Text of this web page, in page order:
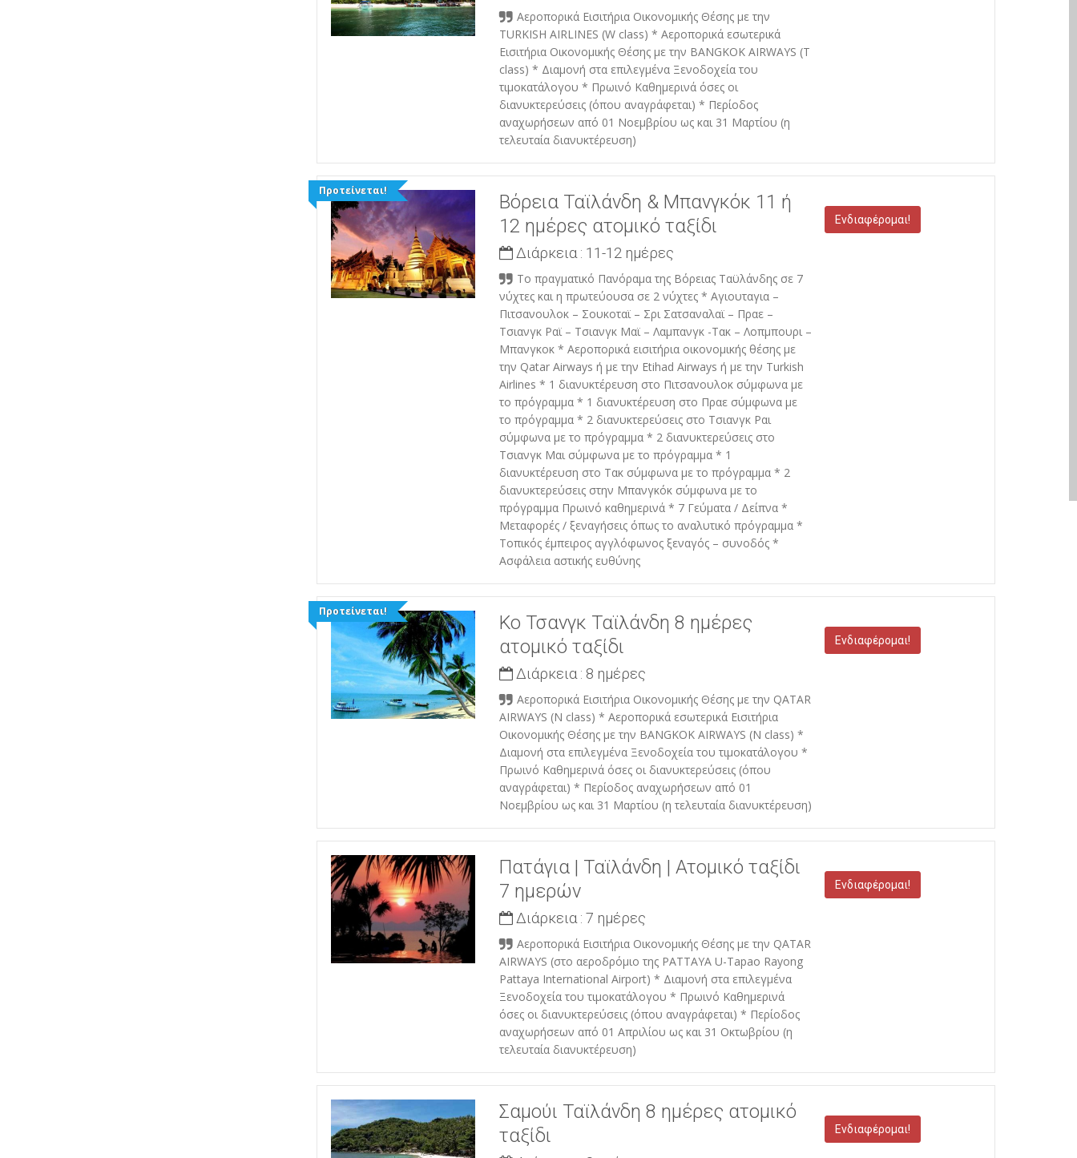
Αεροπορικά Εισιτήρια Οικονομικής Θέσης με την
TURKISH AIRLINES (W class) * Αεροπορικά εσωτερικά
Εισιτήρια Οικονομικής Θέσης με την BANGKOK AIRWAYS (T
class) * Διαμονή στα επιλεγμένα Ξενοδοχεία του
τιμοκατάλογου * Πρωινό Καθημερινά όσες οι
διανυκτερεύσεις (όπου αναγράφεται) * Περίοδος
αναχωρήσεων από 01 Νοεμβρίου ως και 31 Μαρτίου (η
τελευταία διανυκτέρευση)
Προτείνεται!
Βόρεια Ταϊλάνδη & Μπανγκόκ 11 ή
12 ημέρες ατομικό ταξίδι
Διάρκεια : 11-12 ημέρες
Το πραγματικό Πανόραμα της Βόρειας Ταϋλάνδης σε 7
νύχτες και η πρωτεύουσα σε 2 νύχτες * Αγιουταγια –
Πιτσανουλοκ – Σουκοταϊ – Σρι Σατσαναλαϊ – Πραε –
Τσιανγκ Ραϊ – Τσιανγκ Μαϊ – Λαμπανγκ -Τακ – Λοπμπουρι –
Μπανγκοκ * Αεροπορικά εισιτήρια οικονομικής θέσης με
την Qatar Airways ή με την Etihad Airways ή με την Turkish
Airlines * 1 διανυκτέρευση στο Πιτσανουλοκ σύμφωνα με
το πρόγραμμα * 1 διανυκτέρευση στο Πραε σύμφωνα με
το πρόγραμμα * 2 διανυκτερεύσεις στο Τσιανγκ Ραι
σύμφωνα με το πρόγραμμα * 2 διανυκτερεύσεις στο
Τσιανγκ Μαι σύμφωνα με το πρόγραμμα * 1
διανυκτέρευση στο Τακ σύμφωνα με το πρόγραμμα * 2
διανυκτερεύσεις στην Μπανγκόκ σύμφωνα με το
πρόγραμμα Πρωινό καθημερινά * 7 Γεύματα / Δείπνα *
Μεταφορές / ξεναγήσεις όπως το αναλυτικό πρόγραμμα *
Τοπικός έμπειρος αγγλόφωνος ξεναγός – συνοδός *
Ασφάλεια αστικής ευθύνης
Ενδιαφέρομαι!
Προτείνεται!
Κο Τσανγκ Ταϊλάνδη 8 ημέρες
ατομικό ταξίδι
Διάρκεια : 8 ημέρες
Αεροπορικά Εισιτήρια Οικονομικής Θέσης με την QATAR
AIRWAYS (N class) * Αεροπορικά εσωτερικά Εισιτήρια
Οικονομικής Θέσης με την BANGKOK AIRWAYS (N class) *
Διαμονή στα επιλεγμένα Ξενοδοχεία του τιμοκατάλογου *
Πρωινό Καθημερινά όσες οι διανυκτερεύσεις (όπου
αναγράφεται) * Περίοδος αναχωρήσεων από 01
Νοεμβρίου ως και 31 Μαρτίου (η τελευταία διανυκτέρευση)
Ενδιαφέρομαι!
Πατάγια | Ταϊλάνδη | Ατομικό ταξίδι
7 ημερών
Διάρκεια : 7 ημέρες
Αεροπορικά Εισιτήρια Οικονομικής Θέσης με την QATAR
AIRWAYS (στο αεροδρόμιο της PATTAYA U-Tapao Rayong
Pattaya International Airport) * Διαμονή στα επιλεγμένα
Ξενοδοχεία του τιμοκατάλογου * Πρωινό Καθημερινά
όσες οι διανυκτερεύσεις (όπου αναγράφεται) * Περίοδος
αναχωρήσεων από 01 Απριλίου ως και 31 Οκτωβρίου (η
τελευταία διανυκτέρευση)
Ενδιαφέρομαι!
Σαμούι Ταϊλάνδη 8 ημέρες ατομικό
ταξίδι
Ενδιαφέρομαι!